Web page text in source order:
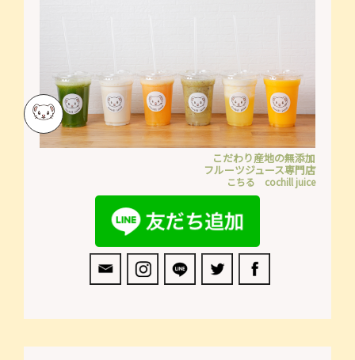
こだわり産地の無添加
フルーツジュース専門店
こちる cochill juice